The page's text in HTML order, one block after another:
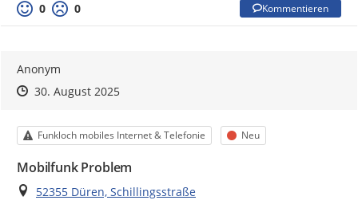
0
0 Kommentieren
Anonym
Zeitpunkt des Erstellens
Zeitpunkt des Erstellens
30. August 2025Zur Äußerung
Kategorie
Funkloch mobiles Internet & Telefonie Status
Neu
Mobilfunk Problem
Ort
52355 Düren, Schillingsstraße